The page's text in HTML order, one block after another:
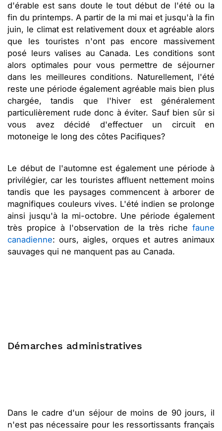
d'érable est sans doute le tout début de l'été ou la
fin du printemps. A partir de la mi mai et jusqu'à la fin
juin, le climat est relativement doux et agréable alors
que les touristes n'ont pas encore massivement
posé leurs valises au Canada. Les conditions sont
alors optimales pour vous permettre de séjourner
dans les meilleures conditions. Naturellement, l'été
reste une période également agréable mais bien plus
chargée, tandis que l'hiver est généralement
particulièrement rude donc à éviter. Sauf bien sûr si
vous avez décidé d'effectuer un circuit en
motoneige le long des côtes Pacifiques?
Le début de l'automne est également une période à
privilégier, car les touristes affluent nettement moins
tandis que les paysages commencent à arborer de
magnifiques couleurs vives. L'été indien se prolonge
ainsi jusqu'à la mi-octobre. Une période également
très propice à l'observation de la très riche faune
canadienne: ours, aigles, orques et autres animaux
sauvages qui ne manquent pas au Canada.
Démarches administratives
Dans le cadre d'un séjour de moins de 90 jours, il
n'est pas nécessaire pour les ressortissants français